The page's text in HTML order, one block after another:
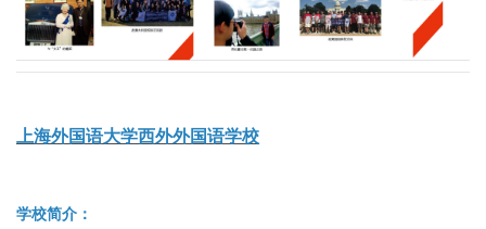
上海外国语大学西外外国语学校
学校简介：